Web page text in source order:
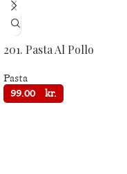
201. Pasta Al Pollo
Pasta
99.00
kr.